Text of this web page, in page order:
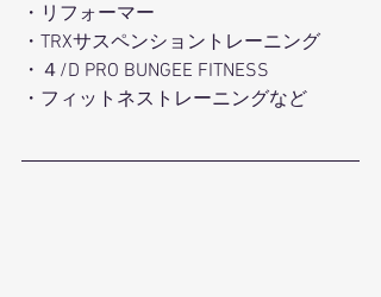
・リフォーマー
・TRXサスペンショントレーニング
・４/D PRO BUNGEE FITNESS
・フィットネストレーニングなど